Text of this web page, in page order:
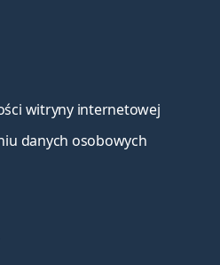
witryny internetowej
danych osobowych